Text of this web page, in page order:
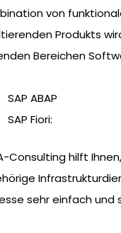
von
Produkts
Bereichen
SAP ABAP
SAP Fiori:
Consulting hilft
sehr einfach